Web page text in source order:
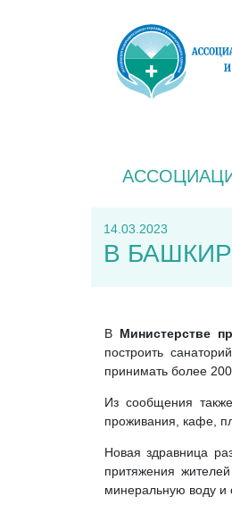
14.03.2023
В
В Министерстве
построить
принимать более 200
Из сообщения
проживания, кафе,
Новая здравница
притяжения
минеральную воду и